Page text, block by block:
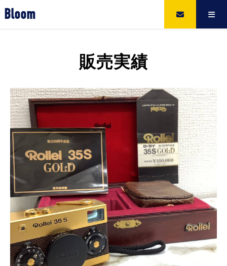
Bloom
販売実績